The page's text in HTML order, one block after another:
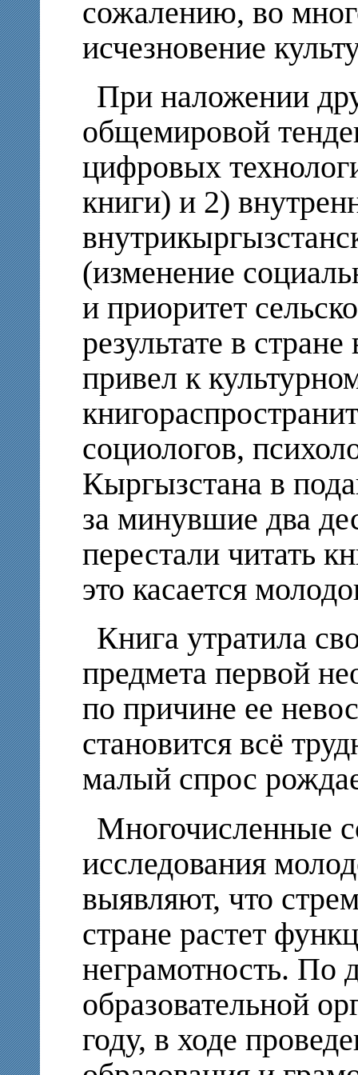
сожалению, во
исчезновение
При наложении
общемировой
цифровых
книги) и 2)
(изменение
и приоритет
результате в
привел к
социологов,
Кыргызстана в
за минувшие два
перестали читать
это касается
Книга утратила
предмета первой
по причине ее
становится всё
малый спрос
Многочисленные
исследования
выявляют, что
стране растет
неграмотность.
образовательной
году, в ходе